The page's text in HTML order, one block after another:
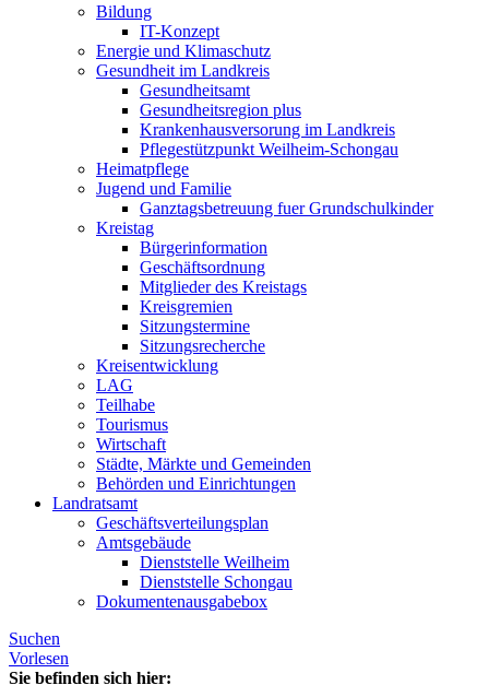
Bildung
IT-Konzept
Energie und Klimaschutz
Gesundheit im Landkreis
Gesundheitsamt
Gesundheitsregion plus
Krankenhausversorung im Landkreis
Pflegestützpunkt Weilheim-Schongau
Heimatpflege
Jugend und Familie
Ganztagsbetreuung fuer Grundschulkinder
Kreistag
Bürgerinformation
Geschäftsordnung
Mitglieder des Kreistags
Kreisgremien
Sitzungstermine
Sitzungsrecherche
Kreisentwicklung
LAG
Teilhabe
Tourismus
Wirtschaft
Städte, Märkte und Gemeinden
Behörden und Einrichtungen
Landratsamt
Geschäftsverteilungsplan
Amtsgebäude
Dienststelle Weilheim
Dienststelle Schongau
Dokumentenausgabebox
Suchen
Vorlesen
Sie befinden sich hier: